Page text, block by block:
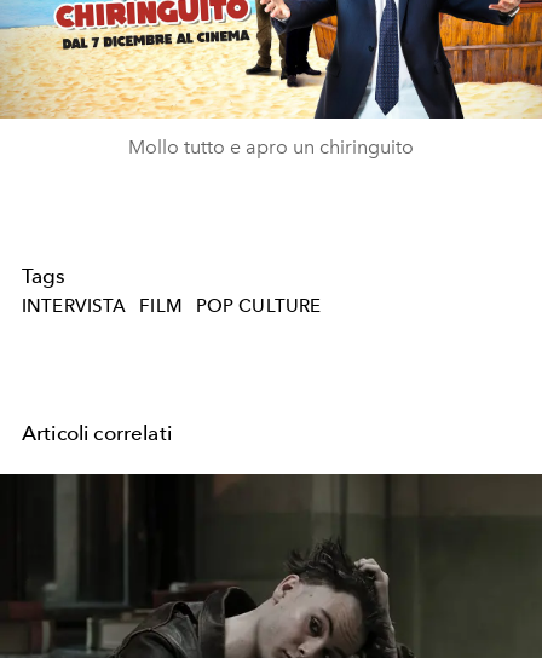
Video
Mollo tutto e apro un chiringuito
Tags
INTERVISTA FILM POP CULTURE
Articoli correlati